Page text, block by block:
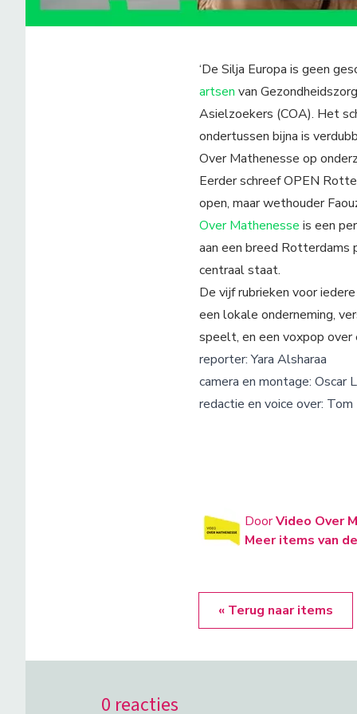
‘De Silja Europa is geen
artsen van
Asielzoekers (COA). Het
ondertussen bijna is
Over Mathenesse op
Eerder schreef OPEN
open, maar wethouder
Over Mathenesse is een
aan een breed Rotterdams
centraal staat.
De vijf rubrieken voor
een lokale onderneming,
speelt, en een voxpop
reporter: Yara Alsharaa
camera en montage: Oscar
redactie en voice over: Tom
DoorVideo Over
Meer items van
« Terug naar items
0 reacties